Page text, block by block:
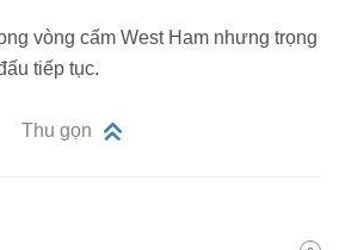
vòng cấm West Ham nhưng trọng
tiếp tục.
Thu gọn